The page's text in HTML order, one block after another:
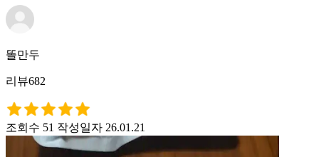
똘만두
리뷰682
조회수 51 작성일자 26.01.21